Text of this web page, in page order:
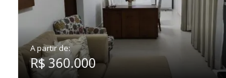
A partir de:
R$ 360.000